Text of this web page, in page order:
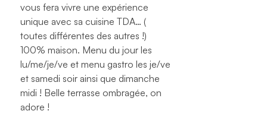
vous fera vivre une expérience
unique avec sa cuisine TDA… (
toutes différentes des autres !)
100% maison. Menu du jour les
lu/me/je/ve et menu gastro les je/ve
et samedi soir ainsi que dimanche
midi ! Belle terrasse ombragée, on
adore !